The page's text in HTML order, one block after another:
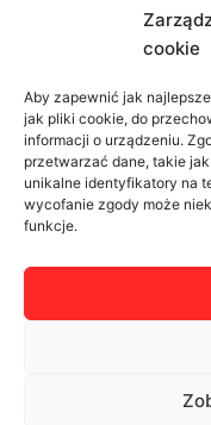
cookie
Aby zapewnić jak
jak pliki cookie, do
informacji o urządzeniu.
przetwarzać dane, takie
unikalne identyfikatory na
wycofanie zgody może
funkcje.